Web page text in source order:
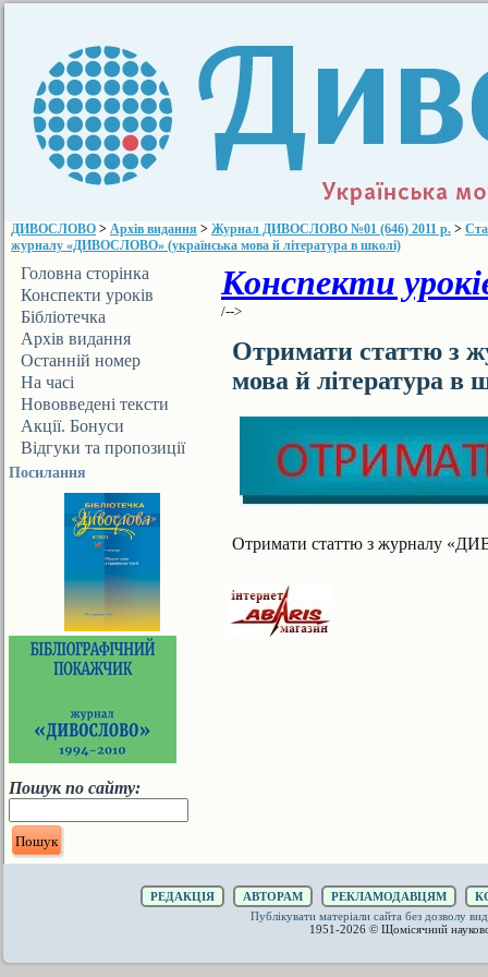
ДИВОСЛОВО > Архів видання > Журнал ДИВОСЛОВО №01 (646) 2011 р. >
журналу «ДИВОСЛОВО» (українська мова й література в школі)
Головна сторінка
Конспекти уроків
Бібліотечка
ДИВОСЛОВА
Архів видання
Останній номер
На часі
Нововведені тексти
Акції. Бонуси
Відгуки та пропозиції
Посилання
Пошук по сайту:
Конспекти
/-->
Отримати статтю з
мова й література в
Отримати статтю з журналу
РЕДАКЦІЯ АВТОРАМ РЕКЛАМОДАВЦЯМ
Публікувати матеріали сайта без дозволу
1951-2026 © Щомісячний